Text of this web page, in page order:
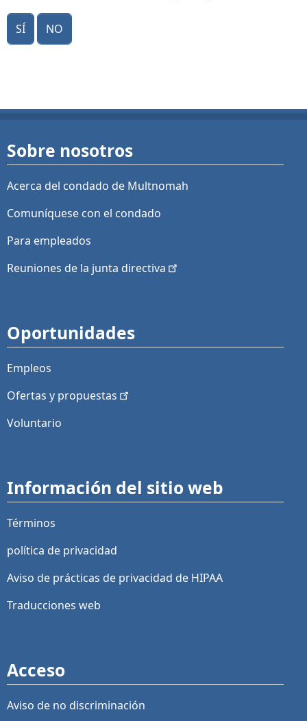
Sí No
Sobre nosotros
Acerca del condado de Multnomah
Comuníquese con el condado
Para empleados
Reuniones de la junta directiva
Oportunidades
Empleos
Ofertas y propuestas
Voluntario
Información del sitio web
Términos
política de privacidad
Aviso de prácticas de privacidad de HIPAA
Traducciones web
Acceso
Aviso de no discriminación